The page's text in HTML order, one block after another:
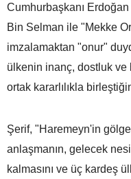
Cumhurbaşkanı
Bin Selman ile "Mekke
imzalamaktan "onur"
ülkenin inanç, dostluk ve
ortak kararlılıkla
Şerif, "Haremeyn'in
anlaşmanın, gelecek
kalmasını ve üç kardeş